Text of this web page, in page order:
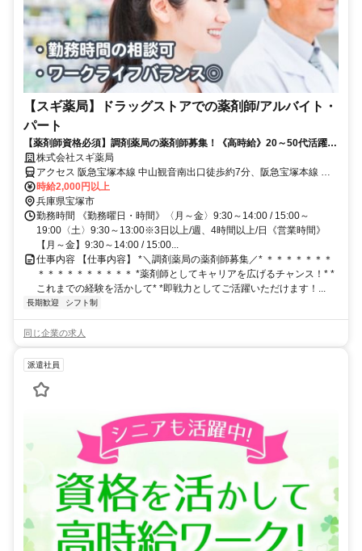
【スギ薬局】ドラッグストアでの薬剤師/アルバイト・
パート
【薬剤師資格必須】調剤薬局の薬剤師募集！《高時給》20～50代活躍中
★ブランクOK〇
株式会社スギ薬局
アクセス 阪急宝塚本線 中山観音南出口徒歩約7分、阪急宝塚本線 売
布神社東改札口徒歩約10分、ＪＲ福知山線〔宝塚線〕 中山寺南口徒
歩約11分
時給2,000円以上
兵庫県宝塚市
勤務時間 《勤務曜日・時間》〈月～金〉9:30～14:00 / 15:00～
19:00〈土〉9:30～13:00※3日以上/週、4時間以上/日《営業時間》
【月～金】9:30～14:00 / 15:00...
仕事内容 【仕事内容】 *＼調剤薬局の薬剤師募集／* ＊＊＊＊＊＊＊
＊＊＊＊＊＊＊＊＊＊ *薬剤師としてキャリアを広げるチャンス！* *
これまでの経験を活かして* *即戦力としてご活躍いただけます！...
長期歓迎 シフト制
同じ企業の求人
派遣社員